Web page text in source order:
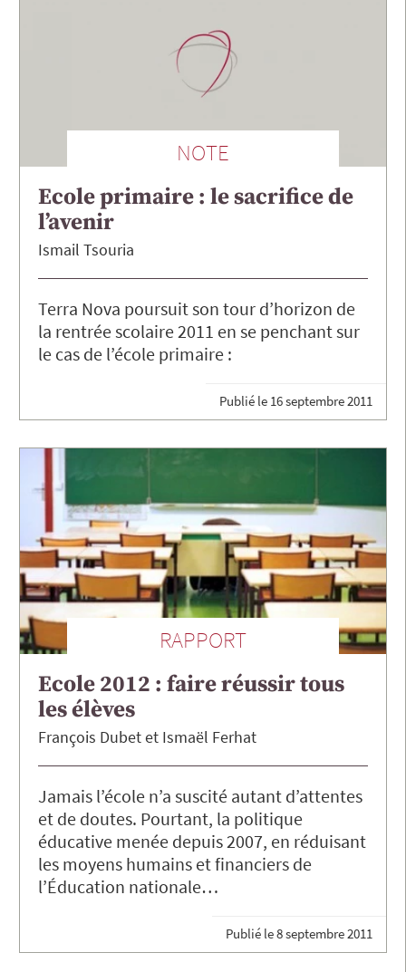
NOTE
Ecole primaire : le sacrifice de
l’avenir
Ismail Tsouria
Terra Nova poursuit son tour d’horizon de
la rentrée scolaire 2011 en se penchant sur
le cas de l’école primaire :
Publié le 16 septembre 2011
RAPPORT
Ecole 2012 : faire réussir tous
les élèves
François Dubet Ismaël Ferhat
Jamais l’école n’a suscité autant d’attentes
et de doutes. Pourtant, la politique
éducative menée depuis 2007, en réduisant
les moyens humains et financiers de
l’Éducation nationale…
Publié le8 septembre 2011